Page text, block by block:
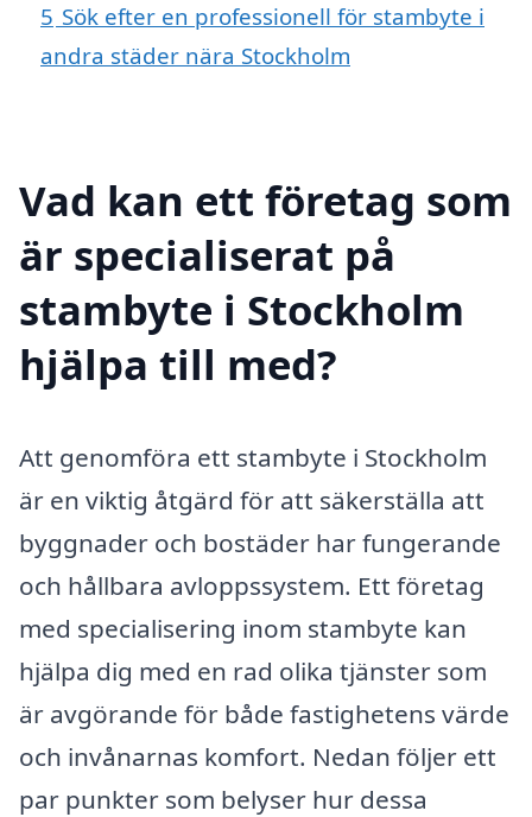
5 Sök efter en professionell för stambyte i
andra städer nära Stockholm
Vad kan ett företag som
är specialiserat på
stambyte i Stockholm
hjälpa till med?
Att genomföra ett stambyte i Stockholm
är en viktig åtgärd för att säkerställa att
byggnader och bostäder har fungerande
och hållbara avloppssystem. Ett företag
med specialisering inom stambyte kan
hjälpa dig med en rad olika tjänster som
är avgörande för både fastighetens värde
och invånarnas komfort. Nedan följer ett
par punkter som belyser hur dessa